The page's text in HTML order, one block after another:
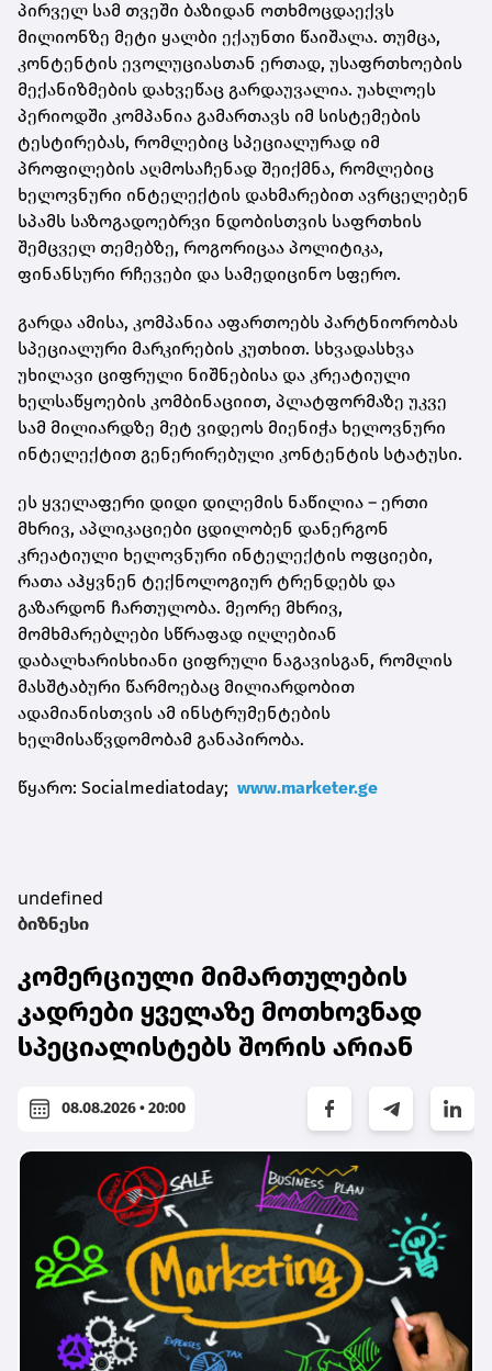
პირველ სამ თვეში ბაზიდან ოთხმოცდაექვს
მილიონზე მეტი ყალბი ექაუნთი წაიშალა. თუმცა,
კონტენტის ევოლუციასთან ერთად, უსაფრთხოების
მექანიზმების დახვეწაც გარდაუვალია. უახლოეს
პერიოდში კომპანია გამართავს იმ სისტემების
ტესტირებას, რომლებიც სპეციალურად იმ
პროფილების აღმოსაჩენად შეიქმნა, რომლებიც
ხელოვნური ინტელექტის დახმარებით ავრცელებენ
სპამს საზოგადოებრვი ნდობისთვის საფრთხის
შემცველ თემებზე, როგორიცაა პოლიტიკა,
ფინანსური რჩევები და სამედიცინო სფერო.
გარდა ამისა, კომპანია აფართოებს პარტნიორობას
სპეციალური მარკირების კუთხით. სხვადასხვა
უხილავი ციფრული ნიშნებისა და კრეატიული
ხელსაწყოების კომბინაციით, პლატფორმაზე უკვე
სამ მილიარდზე მეტ ვიდეოს მიენიჭა ხელოვნური
ინტელექტით გენერირებული კონტენტის სტატუსი.
ეს ყველაფერი დიდი დილემის ნაწილია – ერთი
მხრივ, აპლიკაციები ცდილობენ დანერგონ
კრეატიული ხელოვნური ინტელექტის ოფციები,
რათა აჰყვნენ ტექნოლოგიურ ტრენდებს და
გაზარდონ ჩართულობა. მეორე მხრივ,
მომხმარებლები სწრაფად იღლებიან
დაბალხარისხიანი ციფრული ნაგავისგან, რომლის
მასშტაბური წარმოებაც მილიარდობით
ადამიანისთვის ამ ინსტრუმენტების
ხელმისაწვდომობამ განაპირობა.
წყარო: Socialmediatoday; www.marketer.ge
undefined
ბიზნესი
კომერციული მიმართულების
კადრები ყველაზე მოთხოვნად
სპეციალისტებს შორის არიან
08.08.2026 • 20:00